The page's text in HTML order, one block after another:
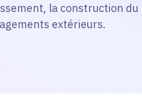
la construction du
extérieurs.